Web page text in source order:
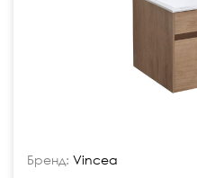
Бренд: Vincea